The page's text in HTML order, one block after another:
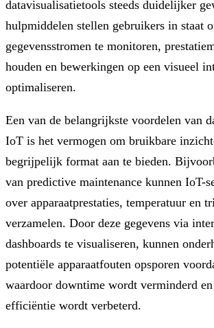
datavisualisatietools steeds duidelijker
hulpmiddelen stellen gebruikers in staat
gegevensstromen te monitoren,
houden en bewerkingen op een visueel
optimaliseren.
Een van de belangrijkste voordelen van
IoT is het vermogen om bruikbare
begrijpelijk format aan te bieden.
van predictive maintenance kunnen IoT-
over apparaatprestaties, temperatuur en
verzamelen. Door deze gegevens via
dashboards te visualiseren, kunnen
potentiële apparaatfouten opsporen
waardoor downtime wordt verminderd
efficiëntie wordt verbeterd.